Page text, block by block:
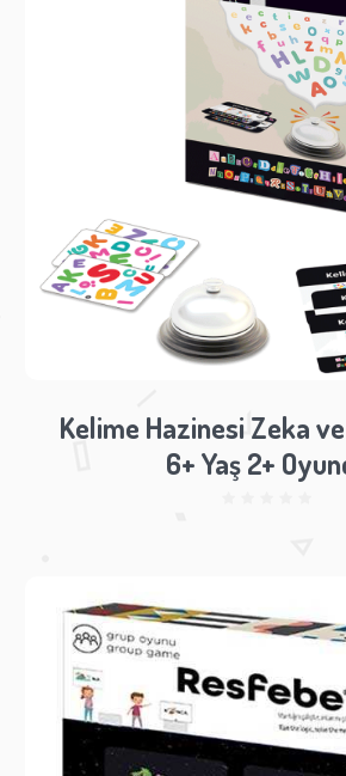
Kelime Hazinesi Zeka
6+ Yaş 2+